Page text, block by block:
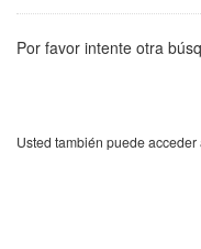
Por favor intente otra
Usted también puede